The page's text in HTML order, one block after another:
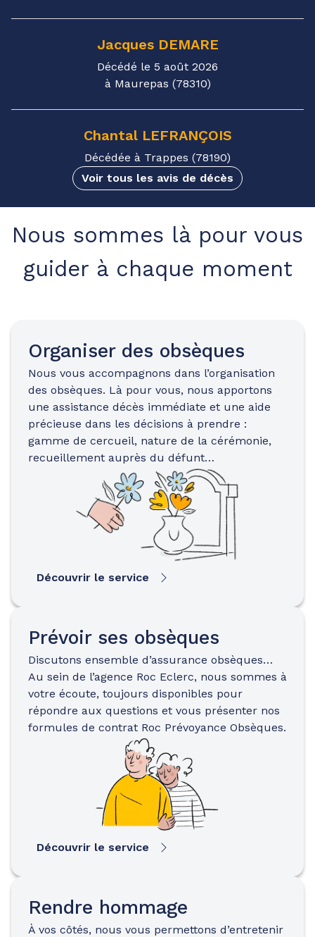
Jacques DEMARE
Décédé le 5 août 2026
à Maurepas (78310)
Chantal LEFRANÇOIS
Décédée à Trappes (78190)
Voir tous les avis de décès
Nous sommes là pour vous
guider à chaque moment
Organiser des obsèques
Nous vous accompagnons dans l’organisation
des obsèques. Là pour vous, nous apportons
une assistance décès immédiate et une aide
précieuse dans les décisions à prendre :
gamme de cercueil, nature de la cérémonie,
recueillement auprès du défunt…
Découvrir le service
Prévoir ses obsèques
Discutons ensemble d’assurance obsèques…
Au sein de l’agence Roc Eclerc, nous sommes à
votre écoute, toujours disponibles pour
répondre aux questions et vous présenter nos
formules de contrat Roc Prévoyance Obsèques.
Découvrir le service
Rendre hommage
À vos côtés, nous vous permettons d’entretenir